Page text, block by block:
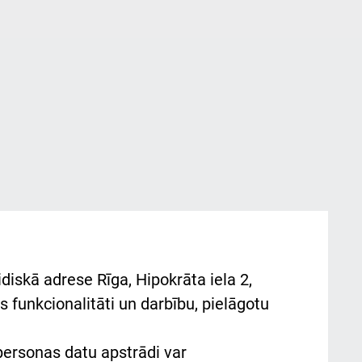
adrese Rīga, Hipokrāta iela 2,
funkcionalitāti un darbību, pielāgotu
datu apstrādi var